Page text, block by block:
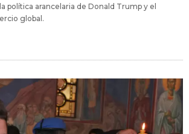
política arancelaria de Donald Trump y el
global.